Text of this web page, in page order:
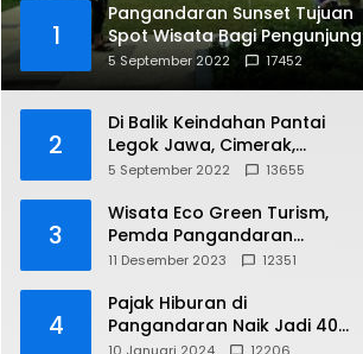
1
Pangandaran Sunset Tujuan
Spot Wisata Bagi Pengunjung
5 September 2022 17452
2
Di Balik Keindahan Pantai
Legok Jawa, Cimerak,
Pangandaran
5 September 2022 13655
3
Wisata Eco Green Turism,
Pemda Pangandaran
Gandeng PLN
11 Desember 2023 12351
4
Pajak Hiburan di
Pangandaran Naik Jadi 40
Persen